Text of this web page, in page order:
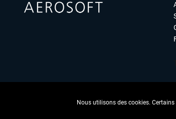
Nous utilisons des cookies.